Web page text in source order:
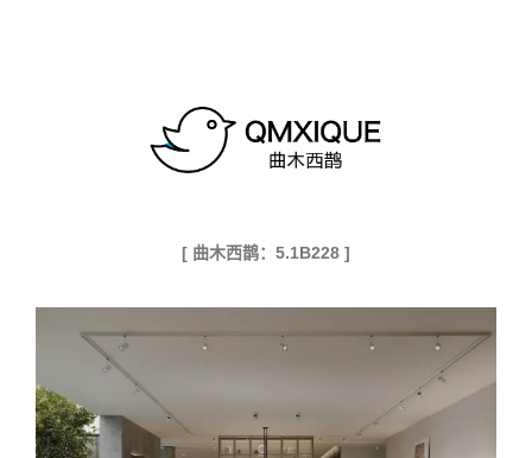
[ 曲木西鹊：5.1B228 ]